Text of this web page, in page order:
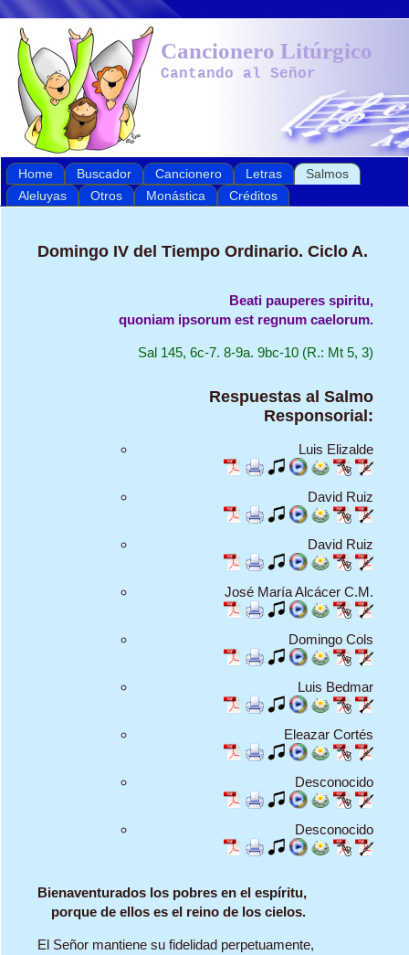
Cancionero Litúrgico
Cantando al Señor
Home Buscador Cancionero Letras
Salmos
Aleluyas
Otros Monástica Créditos
Domingo IV del Tiempo Ordinario. Ciclo A.
Beati pauperes spiritu,
quoniam ipsorum est regnum caelorum.
Sal 145, 6c-7. 8-9a. 9bc-10 (R.: Mt 5, 3)
Respuestas al Salmo
Responsorial:
Luis Elizalde
David Ruiz
David Ruiz
José María Alcácer C.M.
Domingo Cols
Luis Bedmar
Eleazar Cortés
Desconocido
Desconocido
Bienaventurados los pobres en el espíritu,
porque de ellos es el reino de los cielos.
El Señor mantiene su fidelidad perpetuamente,